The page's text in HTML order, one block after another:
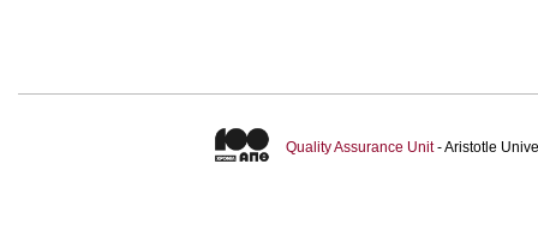
Quality Assurance Unit- Aristotle